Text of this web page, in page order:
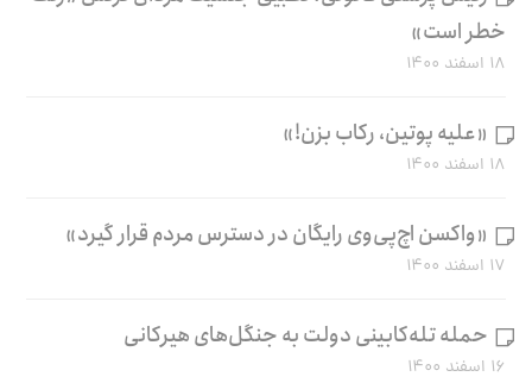
خطر است»
۱۸ اسفند ۱۴۰۰
«علیه پوتین، رکاب بزن!»
۱۸ اسفند ۱۴۰۰
«واکسن اچ‌پی‌وی رایگان در دسترس مردم قرار گیرد»
۱۷ اسفند ۱۴۰۰
حمله تله‌کابینی دولت به جنگل‌های هیرکانی
۱۶ اسفند ۱۴۰۰